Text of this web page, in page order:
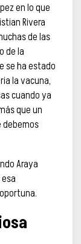
en lo que
Rivera
de las
de la
se ha estado
la vacuna,
cuando ya
que un
debemos
Araya